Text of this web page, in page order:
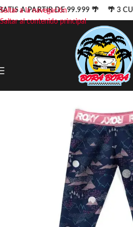
Saltar a la navegación
Saltar al contenido principal
A PARTIR DE 99.999 🌴 🌴 3